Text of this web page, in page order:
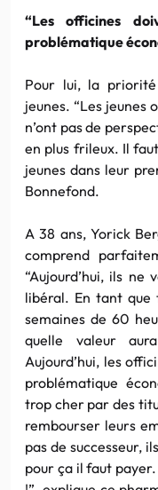
“Les officines
problématique
Pour lui, la
jeunes. “Les jeunes
n’ont pas de
en plus frileux. Il
jeunes dans leur
Bonnefond.
A 38 ans, Yorick
comprend
“Aujourd’hui, ils ne
libéral. En tant que
semaines de 60
quelle valeur
Aujourd’hui, les
problématique
trop cher par des
rembourser leurs
pas de successeur,
pour ça il faut